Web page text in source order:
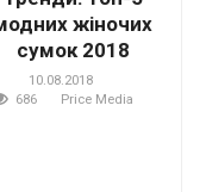
жіночих
сумок 2018
10.08.2018
686
Price Media